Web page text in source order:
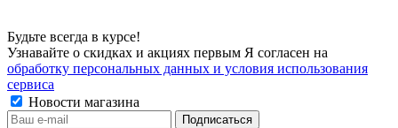
Будьте всегда в курсе!
Узнавайте о скидках и акциях первым Я согласен на
обработку персональных данных и условия использования
сервиса
Новости магазина